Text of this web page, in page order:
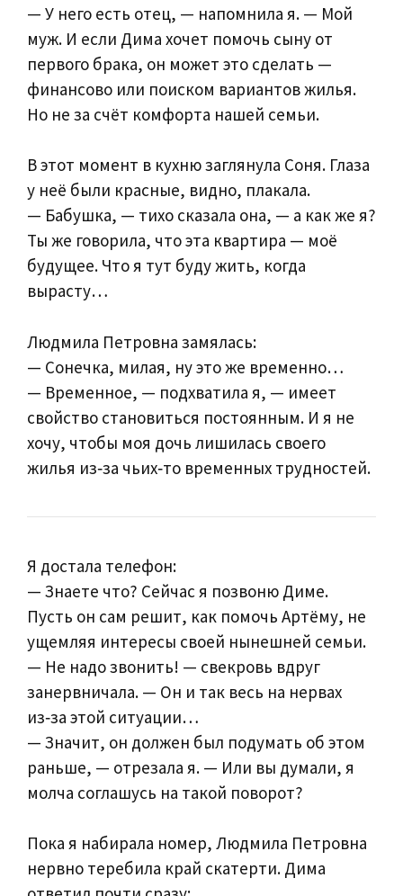
— У него есть отец, — напомнила я. — Мой
муж. И если Дима хочет помочь сыну от
первого брака, он может это сделать —
финансово или поиском вариантов жилья.
Но не за счёт комфорта нашей семьи.
В этот момент в кухню заглянула Соня. Глаза
у неё были красные, видно, плакала.
— Бабушка, — тихо сказала она, — а как же я?
Ты же говорила, что эта квартира — моё
будущее. Что я тут буду жить, когда
вырасту…
Людмила Петровна замялась:
— Сонечка, милая, ну это же временно…
— Временное, — подхватила я, — имеет
свойство становиться постоянным. И я не
хочу, чтобы моя дочь лишилась своего
жилья из‑за чьих‑то временных трудностей.
Я достала телефон:
— Знаете что? Сейчас я позвоню Диме.
Пусть он сам решит, как помочь Артёму, не
ущемляя интересы своей нынешней семьи.
— Не надо звонить! — свекровь вдруг
занервничала. — Он и так весь на нервах
из‑за этой ситуации…
— Значит, он должен был подумать об этом
раньше, — отрезала я. — Или вы думали, я
молча соглашусь на такой поворот?
Пока я набирала номер, Людмила Петровна
нервно теребила край скатерти. Дима